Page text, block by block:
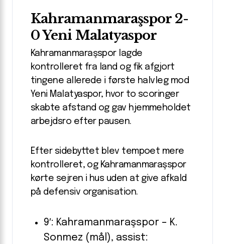
Kahramanmaraşspor 2-
0 Yeni Malatyaspor
Kahramanmaraşspor lagde
kontrolleret fra land og fik afgjort
tingene allerede i første halvleg mod
Yeni Malatyaspor, hvor to scoringer
skabte afstand og gav hjemmeholdet
arbejdsro efter pausen.
Efter sidebyttet blev tempoet mere
kontrolleret, og Kahramanmaraşspor
kørte sejren i hus uden at give afkald
på defensiv organisation.
9′: Kahramanmaraşspor – K.
Sonmez (mål), assist: